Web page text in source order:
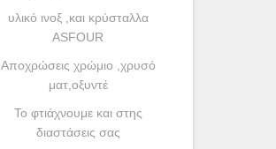
υλικό ινοξ ,και κρύσταλλα
ASFOUR
Aποχρώσεις χρώμιο ,χρυσό
ματ,οξυντέ
To φτιάχνουμε και στης
διαστάσεις σας